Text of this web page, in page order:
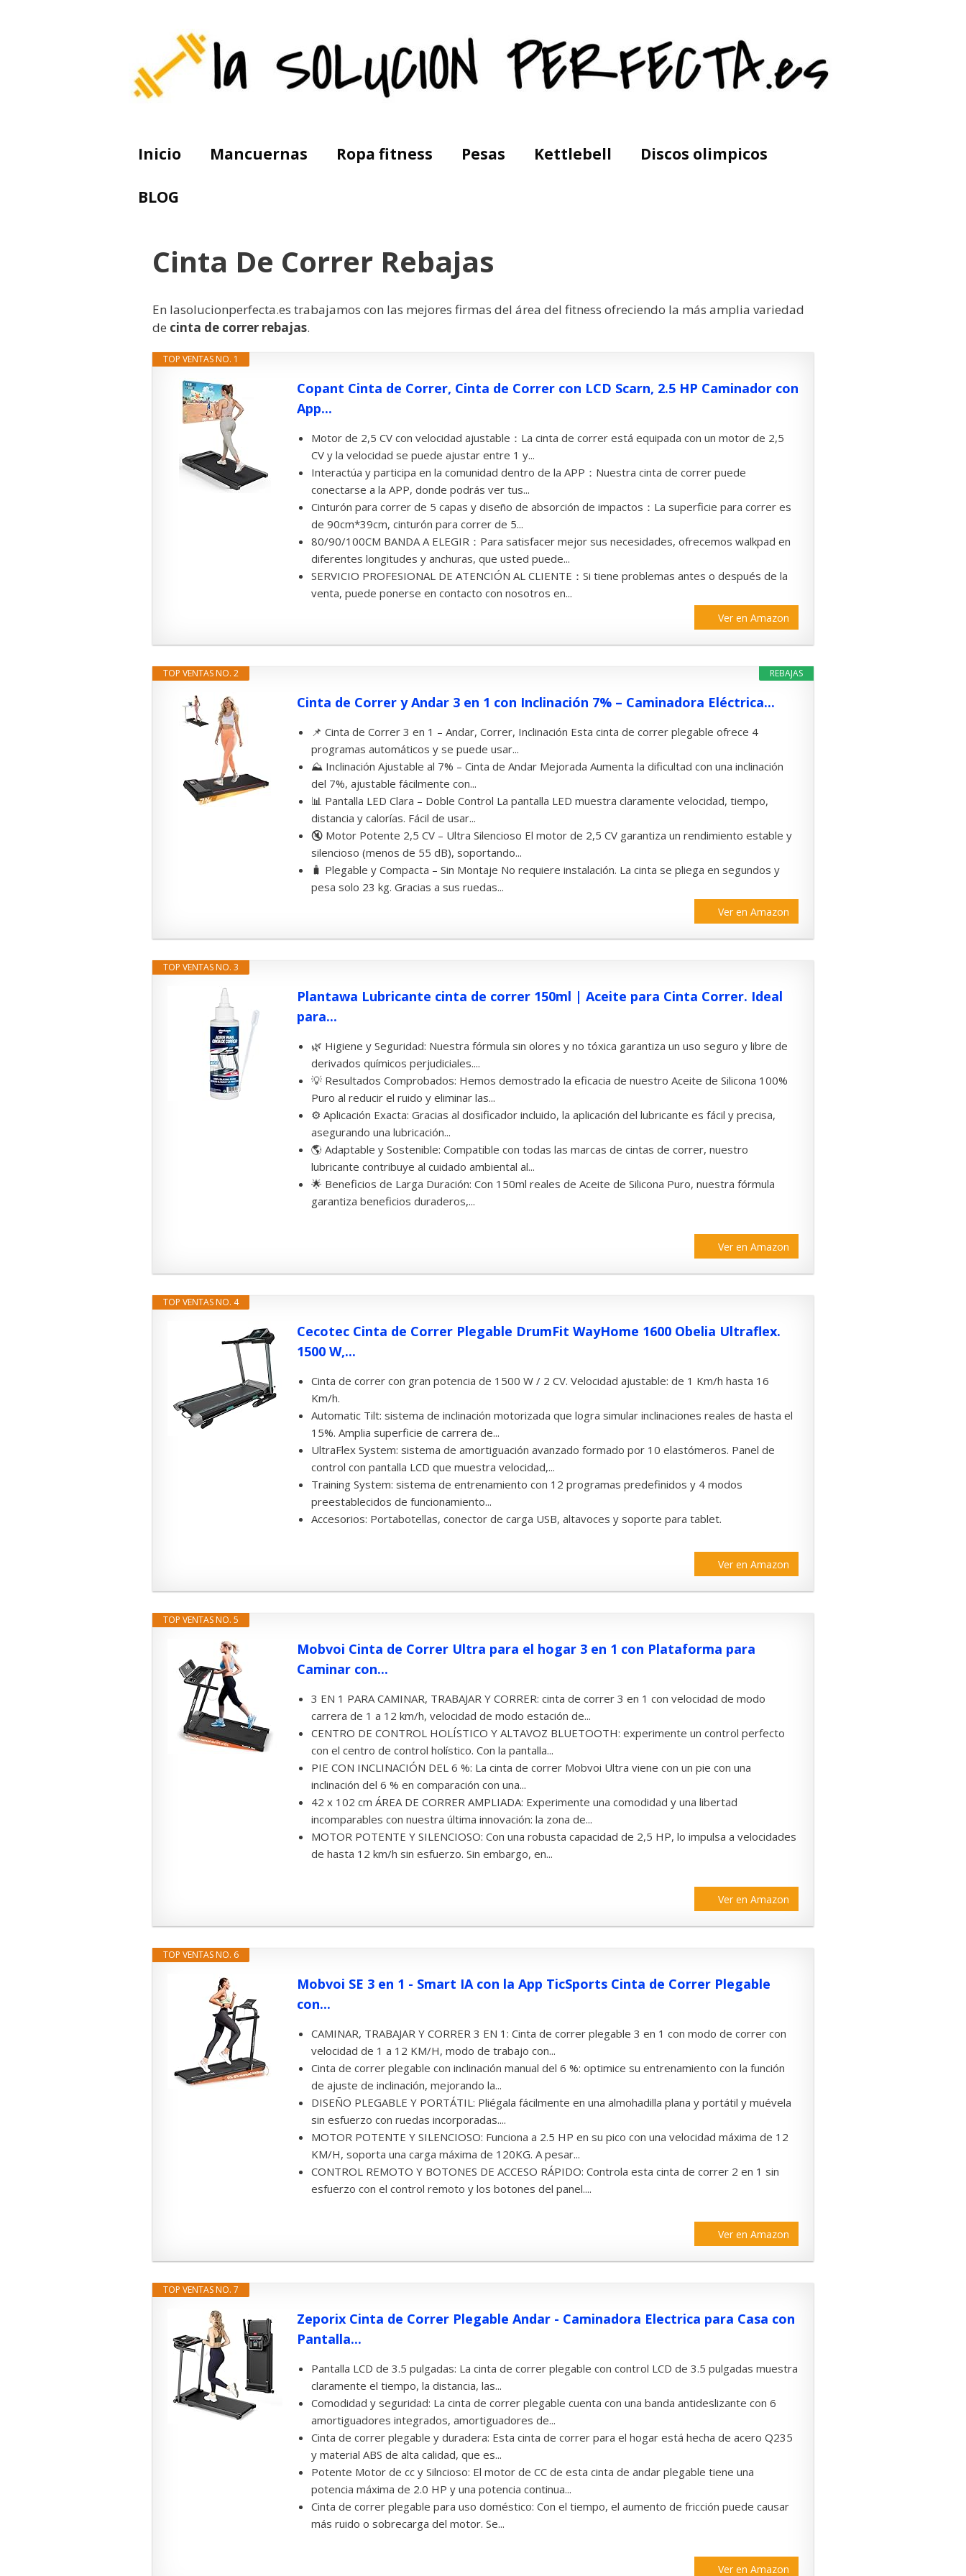
Inicio Mancuernas Ropa fitness Pesas Kettlebell Discos olimpicos
BLOG
Cinta De Correr Rebajas
En lasolucionperfecta.es trabajamos con las mejores firmas del área del fitness ofreciendo la más amplia variedad
de cinta de correr rebajas.
TOP VENTAS NO. 1
Copant Cinta de Correr, Cinta de Correr con LCD Scarn, 2.5 HP Caminador con
App...
Motor de 2,5 CV con velocidad ajustable：La cinta de correr está equipada con un motor de 2,5
CV y la velocidad se puede ajustar entre 1 y...
Interactúa y participa en la comunidad dentro de la APP：Nuestra cinta de correr puede
conectarse a la APP, donde podrás ver tus...
Cinturón para correr de 5 capas y diseño de absorción de impactos：La superficie para correr es
de 90cm*39cm, cinturón para correr de 5...
80/90/100CM BANDA A ELEGIR：Para satisfacer mejor sus necesidades, ofrecemos walkpad en
diferentes longitudes y anchuras, que usted puede...
SERVICIO PROFESIONAL DE ATENCIÓN AL CLIENTE：Si tiene problemas antes o después de la
venta, puede ponerse en contacto con nosotros en...
Ver en Amazon
REBAJAS
TOP VENTAS NO. 2
Cinta de Correr y Andar 3 en 1 con Inclinación 7% – Caminadora Eléctrica...
📌 Cinta de Correr 3 en 1 – Andar, Correr, Inclinación Esta cinta de correr plegable ofrece 4
programas automáticos y se puede usar...
⛰️ Inclinación Ajustable al 7% – Cinta de Andar Mejorada Aumenta la dificultad con una inclinación
del 7%, ajustable fácilmente con...
📊 Pantalla LED Clara – Doble Control La pantalla LED muestra claramente velocidad, tiempo,
distancia y calorías. Fácil de usar...
🔇 Motor Potente 2,5 CV – Ultra Silencioso El motor de 2,5 CV garantiza un rendimiento estable y
silencioso (menos de 55 dB), soportando...
🧳 Plegable y Compacta – Sin Montaje No requiere instalación. La cinta se pliega en segundos y
pesa solo 23 kg. Gracias a sus ruedas...
Ver en Amazon
TOP VENTAS NO. 3
Plantawa Lubricante cinta de correr 150ml | Aceite para Cinta Correr. Ideal
para...
🌿 Higiene y Seguridad: Nuestra fórmula sin olores y no tóxica garantiza un uso seguro y libre de
derivados químicos perjudiciales....
💡 Resultados Comprobados: Hemos demostrado la eficacia de nuestro Aceite de Silicona 100%
Puro al reducir el ruido y eliminar las...
⚙️ Aplicación Exacta: Gracias al dosificador incluido, la aplicación del lubricante es fácil y precisa,
asegurando una lubricación...
🌎 Adaptable y Sostenible: Compatible con todas las marcas de cintas de correr, nuestro
lubricante contribuye al cuidado ambiental al...
🌟 Beneficios de Larga Duración: Con 150ml reales de Aceite de Silicona Puro, nuestra fórmula
garantiza beneficios duraderos,...
Ver en Amazon
TOP VENTAS NO. 4
Cecotec Cinta de Correr Plegable DrumFit WayHome 1600 Obelia Ultraflex.
1500 W,...
Cinta de correr con gran potencia de 1500 W / 2 CV. Velocidad ajustable: de 1 Km/h hasta 16
Km/h.
Automatic Tilt: sistema de inclinación motorizada que logra simular inclinaciones reales de hasta el
15%. Amplia superficie de carrera de...
UltraFlex System: sistema de amortiguación avanzado formado por 10 elastómeros. Panel de
control con pantalla LCD que muestra velocidad,...
Training System: sistema de entrenamiento con 12 programas predefinidos y 4 modos
preestablecidos de funcionamiento...
Accesorios: Portabotellas, conector de carga USB, altavoces y soporte para tablet.
Ver en Amazon
TOP VENTAS NO. 5
Mobvoi Cinta de Correr Ultra para el hogar 3 en 1 con Plataforma para
Caminar con...
3 EN 1 PARA CAMINAR, TRABAJAR Y CORRER: cinta de correr 3 en 1 con velocidad de modo
carrera de 1 a 12 km/h, velocidad de modo estación de...
CENTRO DE CONTROL HOLÍSTICO Y ALTAVOZ BLUETOOTH: experimente un control perfecto
con el centro de control holístico. Con la pantalla...
PIE CON INCLINACIÓN DEL 6 %: La cinta de correr Mobvoi Ultra viene con un pie con una
inclinación del 6 % en comparación con una...
42 x 102 cm ÁREA DE CORRER AMPLIADA: Experimente una comodidad y una libertad
incomparables con nuestra última innovación: la zona de...
MOTOR POTENTE Y SILENCIOSO: Con una robusta capacidad de 2,5 HP, lo impulsa a velocidades
de hasta 12 km/h sin esfuerzo. Sin embargo, en...
Ver en Amazon
TOP VENTAS NO. 6
Mobvoi SE 3 en 1 - Smart IA con la App TicSports Cinta de Correr Plegable
con...
CAMINAR, TRABAJAR Y CORRER 3 EN 1: Cinta de correr plegable 3 en 1 con modo de correr con
velocidad de 1 a 12 KM/H, modo de trabajo con...
Cinta de correr plegable con inclinación manual del 6 %: optimice su entrenamiento con la función
de ajuste de inclinación, mejorando la...
DISEÑO PLEGABLE Y PORTÁTIL: Pliégala fácilmente en una almohadilla plana y portátil y muévela
sin esfuerzo con ruedas incorporadas....
MOTOR POTENTE Y SILENCIOSO: Funciona a 2.5 HP en su pico con una velocidad máxima de 12
KM/H, soporta una carga máxima de 120KG. A pesar...
CONTROL REMOTO Y BOTONES DE ACCESO RÁPIDO: Controla esta cinta de correr 2 en 1 sin
esfuerzo con el control remoto y los botones del panel....
Ver en Amazon
TOP VENTAS NO. 7
Zeporix Cinta de Correr Plegable Andar - Caminadora Electrica para Casa con
Pantalla...
Pantalla LCD de 3.5 pulgadas: La cinta de correr plegable con control LCD de 3.5 pulgadas muestra
claramente el tiempo, la distancia, las...
Comodidad y seguridad: La cinta de correr plegable cuenta con una banda antideslizante con 6
amortiguadores integrados, amortiguadores de...
Cinta de correr plegable y duradera: Esta cinta de correr para el hogar está hecha de acero Q235
y material ABS de alta calidad, que es...
Potente Motor de cc y Silncioso: El motor de CC de esta cinta de andar plegable tiene una
potencia máxima de 2.0 HP y una potencia continua...
Cinta de correr plegable para uso doméstico: Con el tiempo, el aumento de fricción puede causar
más ruido o sobrecarga del motor. Se...
Ver en Amazon